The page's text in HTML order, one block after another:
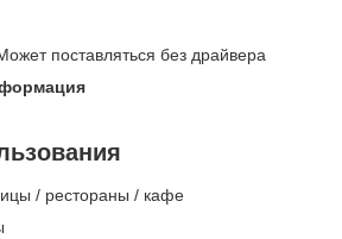
поставляться без драйвера
/ рестораны / кафе